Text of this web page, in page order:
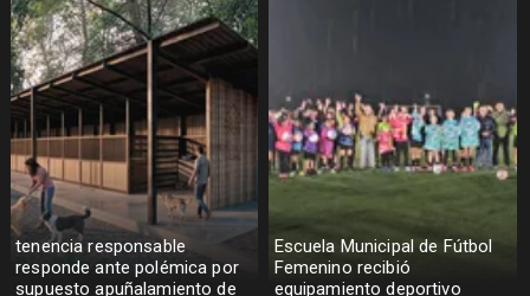
tenencia responsable
responde ante polémica por
supuesto apuñalamiento de
Escuela Municipal de Fútbol
Femenino recibió
equipamiento deportivo